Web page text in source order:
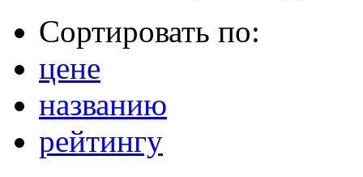
Сортировать по:
цене
названию
рейтингу